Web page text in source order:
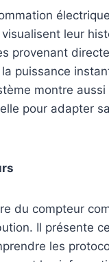
leur
provenant
puissance
montre
pour adapter
du compteur
Il présente
les